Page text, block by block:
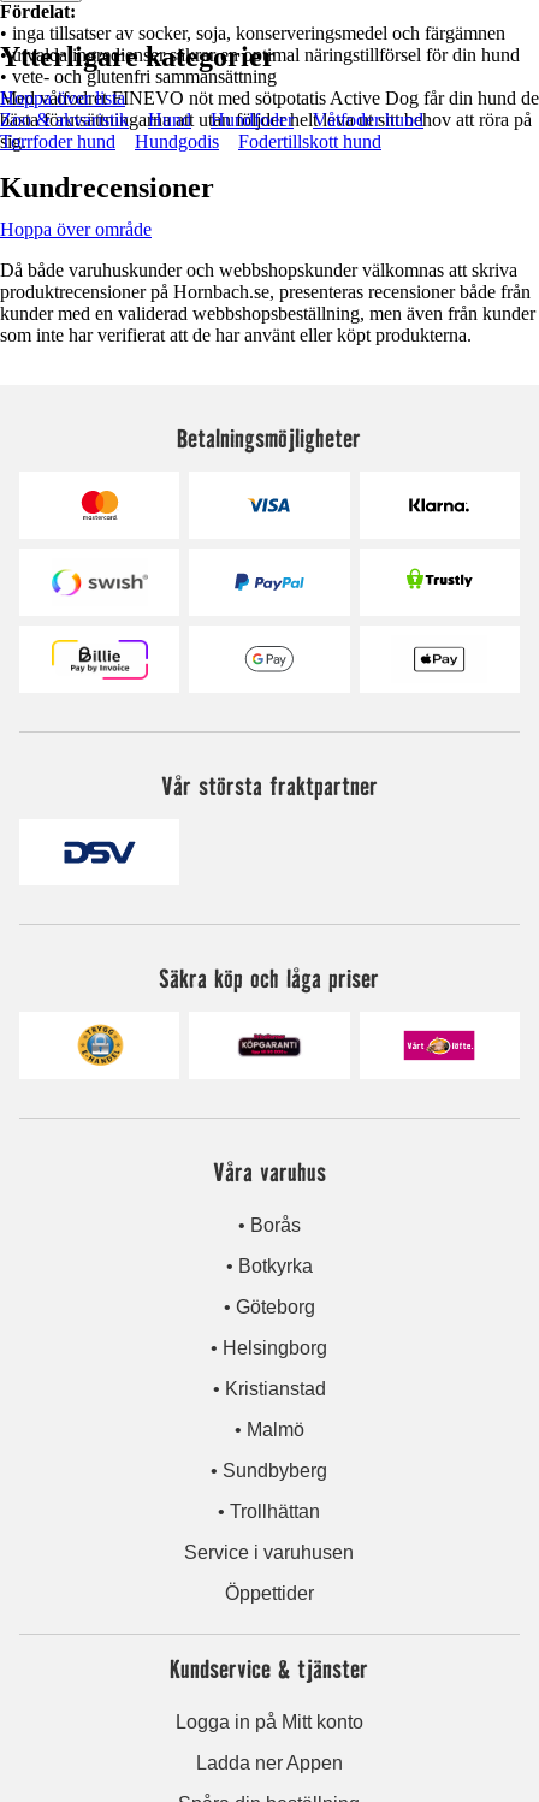
Fördelat:
• inga tillsatser av socker, soja, konserveringsmedel och färgämnen
• utvalda ingredienser säkrar en optimal näringstillförsel för din hund
• vete- och glutenfri sammansättning
Med våtfodret FINEVO nöt med sötpotatis Active Dog får din hund de
bästa förutsättningarna att utan följder helt leva ut sitt behov att röra på
sig.
Ytterligare kategorier
Hoppa över lista
Zoo & akvaristik
Hund Hundfoder
Våtfoder hund
Torrfoder hund
Hundgodis Fodertillskott hund
Kundrecensioner
Hoppa över område
Då både varuhuskunder och webbshopskunder välkomnas att skriva
produktrecensioner på Hornbach.se, presenteras recensioner både från
kunder med en validerad webbshopsbeställning, men även från kunder
som inte har verifierat att de har använt eller köpt produkterna.
Betalningsmöjligheter
Vår största fraktpartner
Säkra köp och låga priser
Våra varuhus
• Borås
• Botkyrka
• Göteborg
• Helsingborg
• Kristianstad
• Malmö
• Sundbyberg
• Trollhättan
Service i varuhusen
Öppettider
Kundservice & tjänster
Logga in på Mitt konto
Ladda ner Appen